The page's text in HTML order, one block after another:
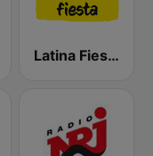
Latina Fiesta